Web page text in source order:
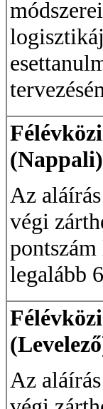
Az
végi
legalább
Az